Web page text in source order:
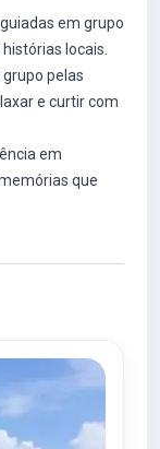
em grupo
locais.
pelas
e curtir com
em
que